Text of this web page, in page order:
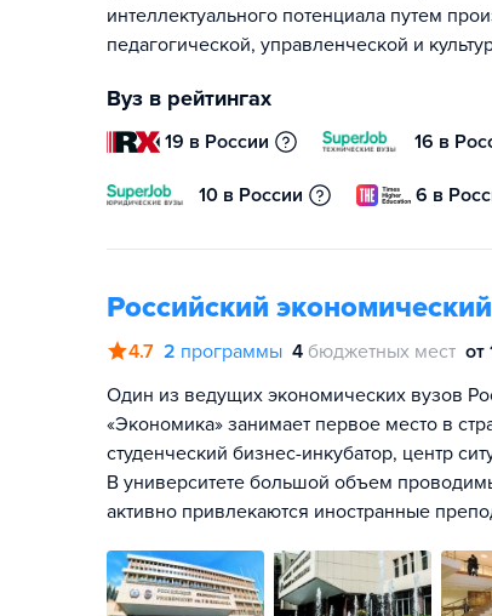
интеллектуального потенциала путем
педагогической, управленческой и
Вуз в рейтингах
19 в России 16 в
10 в России 6 в
Российский
4.7 2 программы 4 бюджетных мест от
Один из ведущих экономических вузов
«Экономика» занимает первое место в
студенческий бизнес-инкубатор, центр
В университете большой объем
активно привлекаются иностранные